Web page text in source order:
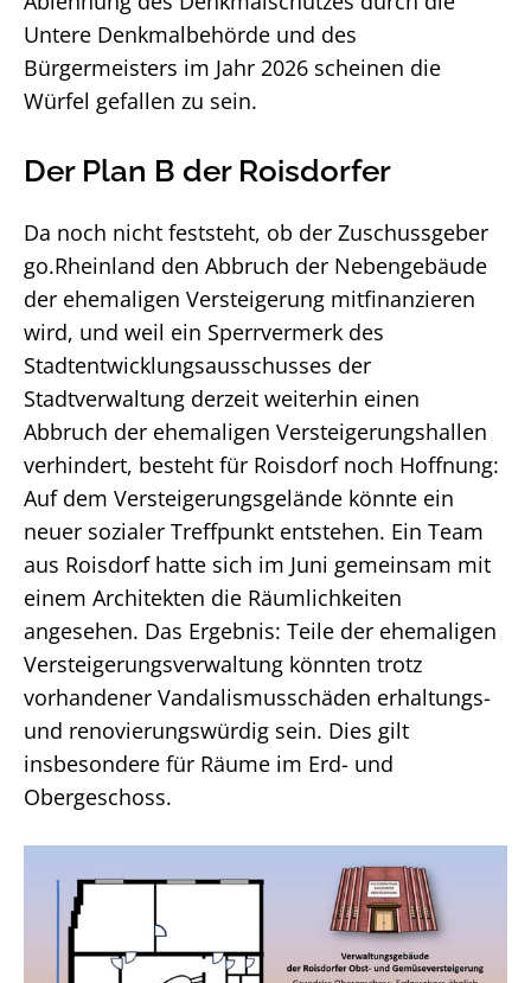
Untere Denkmalbehörde und des
Bürgermeisters im Jahr 2026 scheinen die
Würfel gefallen zu sein.
Der Plan B der Roisdorfer
Da noch nicht feststeht, ob der Zuschussgeber
go.Rheinland den Abbruch der Nebengebäude
der ehemaligen Versteigerung mitfinanzieren
wird, und weil ein Sperrvermerk des
Stadtentwicklungsausschusses der
Stadtverwaltung derzeit weiterhin einen
Abbruch der ehemaligen Versteigerungshallen
verhindert, besteht für Roisdorf noch Hoffnung:
Auf dem Versteigerungsgelände könnte ein
neuer sozialer Treffpunkt entstehen. Ein Team
aus Roisdorf hatte sich im Juni gemeinsam mit
einem Architekten die Räumlichkeiten
angesehen. Das Ergebnis: Teile der ehemaligen
Versteigerungsverwaltung könnten trotz
vorhandener Vandalismusschäden erhaltungs-
und renovierungswürdig sein. Dies gilt
insbesondere für Räume im Erd- und
Obergeschoss.